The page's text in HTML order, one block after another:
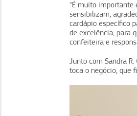
“É muito importante
sensibilizam,
cardápio específico
de excelência, para
confeiteira e
Junto com Sandra
toca o negócio, que